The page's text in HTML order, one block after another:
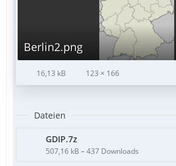
Berlin2.png
16,13 kB 123 × 166
Dateien
GDIP.7z
507,16 kB – 437 Downloads